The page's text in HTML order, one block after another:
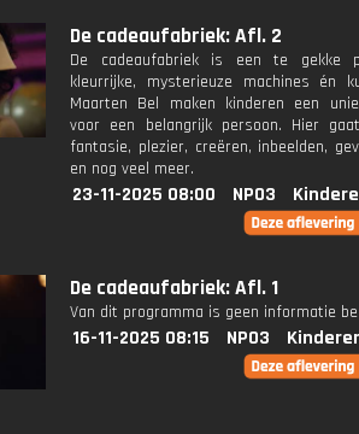
De cadeaufabriek: Afl. 2
De cadeaufabriek is een te gekke
kleurrijke, mysterieuze machines én
Maarten Bel maken kinderen een
voor een belangrijk persoon. Hier
fantasie, plezier, creëren, inbeelden,
en nog veel meer.
23-11-2025 08:00 NPO3
De cadeaufabriek: Afl. 1
Van dit programma is geen informatie
16-11-2025 08:15 NPO3